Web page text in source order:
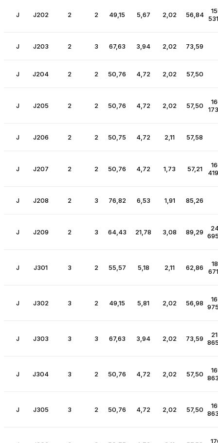
J J202 2 2 49,15 5,67 2,02 56,84
J J203 2 3 67,63 3,94 2,02 73,59
J J204 2 2 50,76 4,72 2,02 57,50
J J205 2 2 50,76 4,72 2,02 57,50
J J206 2 2 50,75 4,72 2,11 57,58
J J207 2 2 50,76 4,72 1,73 57,21
J J208 2 3 76,82 6,53 1,91 85,26
J J209 2 3 64,43 21,78 3,08 89,29
J J301 3 2 55,57 5,18 2,11 62,86
J J302 3 2 49,15 5,81 2,02 56,98
J J303 3 3 67,63 3,94 2,02 73,59
J J304 3 2 50,76 4,72 2,02 57,50
J J305 3 2 50,76 4,72 2,02 57,50